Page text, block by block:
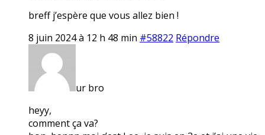
breff j’espère que vous allez bien !
8 juin 2024 à 12 h 48 min #58822 Répondre
ur bro
heyy,
comment ça va?